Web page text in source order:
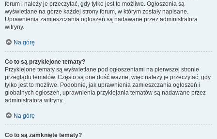
forum i należy je przeczytać, gdy tylko jest to możliwe. Ogłoszenia są
wyświetlane na górze każdej strony forum, w którym zostały napisane.
Uprawnienia zamieszczania ogłoszeń są nadawane przez administratora
witryny.
Na górę
Co to są przyklejone tematy?
Przyklejone tematy są wyświetlane pod ogłoszeniami na pierwszej stronie
przeglądu tematów. Często są one dość ważne, więc należy je przeczytać, gdy
tylko jest to możliwe. Podobnie, jak uprawnienia zamieszczania ogłoszeń i
globalnych ogłoszeń, uprawnienia przyklejania tematów są nadawane przez
administratora witryny.
Na górę
Co to są zamknięte tematy?